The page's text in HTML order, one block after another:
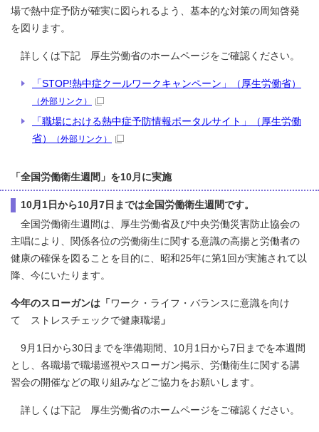
場で熱中症予防が確実に図られるよう、基本的な対策の周知啓発
を図ります。
詳しくは下記 厚生労働省のホームページをご確認ください。
「STOP!熱中症クールワークキャンペーン」（厚生労働省）
（外部リンク）
「職場における熱中症予防情報ポータルサイト」（厚生労働
省）
（外部リンク）
「全国労働衛生週間」を10月に実施
10月1日から10月7日までは全国労働衛生週間です。
全国労働衛生週間は、厚生労働省及び中央労働災害防止協会の
主唱により、関係各位の労働衛生に関する意識の高揚と労働者の
健康の確保を図ることを目的に、昭和25年に第1回が実施されて以
降、今にいたります。
今年のスローガンは「 ワーク・ライフ・バランスに意識を向け
て ストレスチェックで健康職場 」
9月1日から30日までを準備期間、10月1日から7日までを本週間
とし、各職場で職場巡視やスローガン掲示、労働衛生に関する講
習会の開催などの取り組みなどご協力をお願いします。
詳しくは下記 厚生労働省のホームページをご確認ください。